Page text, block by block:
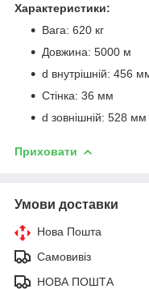
Характеристики:
Вага: 620 кг
Довжина: 5000 м
d внутрішній: 456
Стінка: 36 мм
d зовнішній: 528 мм
Приховати
Умови доставки
Нова Пошта
Самовивіз
НОВА ПОШТА